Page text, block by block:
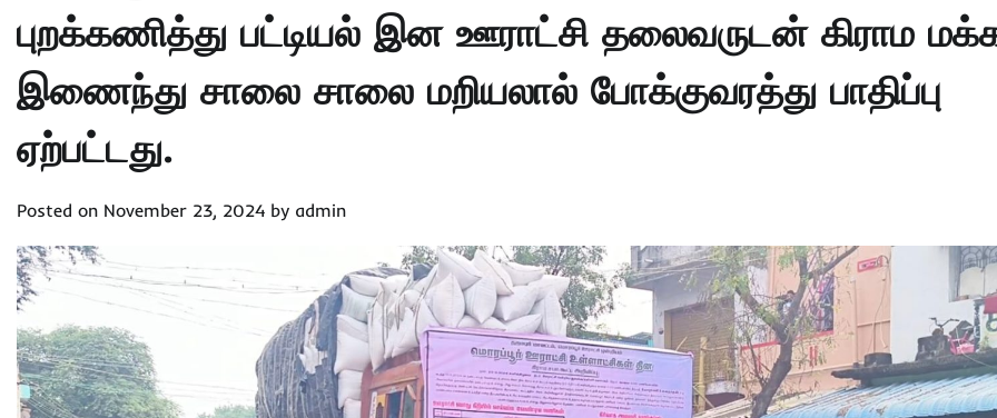
புறக்கணித்து பட்டியல் இன ஊராட்சி தலைவருடன் கிராம
இணைந்து சாலை சாலை மறியலால் போக்குவரத்து பாதிப்பு
ஏற்பட்டது.
Posted on November 23, 2024 by admin